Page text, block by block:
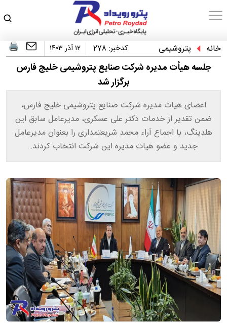
خانه پتروشیمی کدخبر: 278 ۱۲ آذر ۱۴۰۳
جلسه هیأت مدیره شرکت صنایع پتروشیمی خلیج فارس
برگزار شد
اعضای هیات مدیره شرکت صنایع پتروشیمی خلیج فارس،
ضمن تقدیر از خدمات دکتر علی عسکری، مدیرعامل سابق این
هلدینگ، با اجماع آراء محمد شریعتمداری را بعنوان مدیرعامل
جدید و عضو هیات مدیره این شرکت انتخاب کردند.